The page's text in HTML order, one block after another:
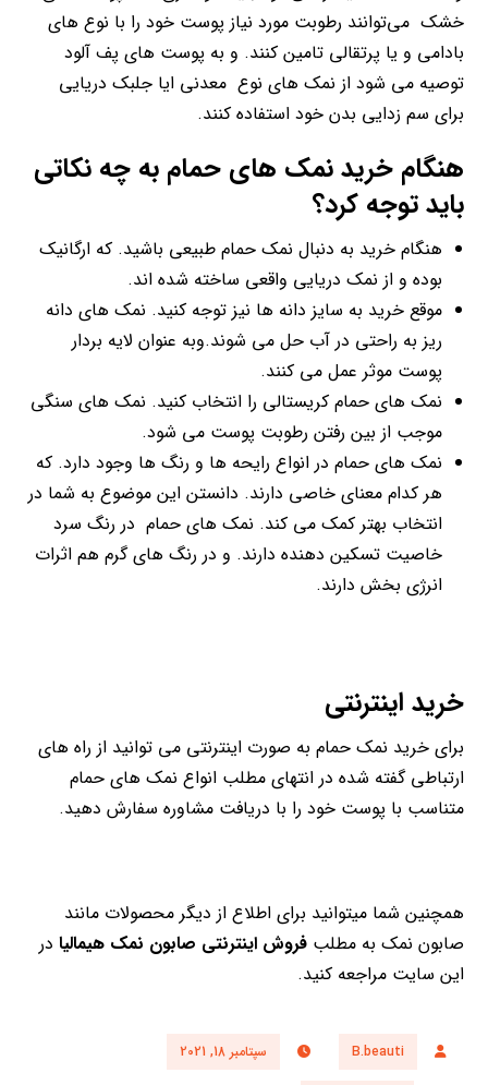
خشک می‌توانند رطوبت مورد نیاز پوست خود را با نوع های
بادامی و یا پرتقالی تامین کنند. و به پوست های پف آلود
توصیه می شود از نمک های نوع معدنی ایا جلبک دریایی
برای سم زدایی بدن خود استفاده کنند.
هنگام خرید نمک های حمام به چه نکاتی
باید توجه کرد؟
هنگام خرید به دنبال نمک حمام طبیعی باشید. که ارگانیک
بوده و از نمک دریایی واقعی ساخته شده اند.
موقع خرید به سایز دانه ها نیز توجه کنید. نمک های دانه
ریز به راحتی در آب حل می شوند.وبه عنوان لایه بردار
پوست موثر عمل می کنند.
نمک های حمام کریستالی را انتخاب کنید. نمک های سنگی
موجب از بین رفتن رطوبت پوست می شود.
نمک های حمام در انواع رایحه ها و رنگ ها وجود دارد. که
هر کدام معنای خاصی دارند. دانستن این موضوع به شما در
انتخاب بهتر کمک می کند. نمک های حمام در رنگ سرد
خاصیت تسکین دهنده دارند. و در رنگ های گرم هم اثرات
انرژی بخش دارند.
خرید اینترنتی
برای خرید نمک حمام به صورت اینترنتی می توانید از راه های
ارتباطی گفته شده در انتهای مطلب انواع نمک های حمام
متناسب با پوست خود را با دریافت مشاوره سفارش دهید.
همچنین شما میتوانید برای اطلاع از دیگر محصولات مانند
صابون نمک به مطلبفروش اینترنتی صابون نمک هیمالیا در
این سایت مراجعه کنید.
B.beauti سپتامبر 18, 2021